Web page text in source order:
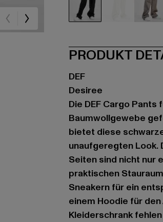
PRODUKT
DEF
Desiree
Die DEF Cargo
Baumwollgewebe
bietet diese
unaufgeregten Look.
Seiten sind nicht nur
praktischen
Sneakern für ein
einem Hoodie für
Kleiderschrank